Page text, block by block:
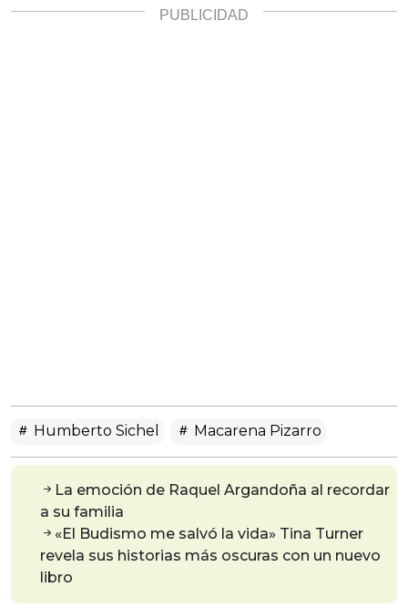
Humberto Sichel Macarena Pizarro
La emoción de Raquel Argandoña al recordar
a su familia
«El Budismo me salvó la vida» Tina Turner
revela sus historias más oscuras con un nuevo
libro